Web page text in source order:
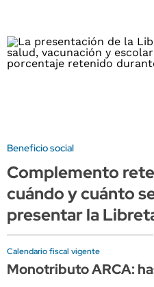
Beneficio social
Complemento
cuándo y cuánto
presentar la
Calendario fiscal vigente
Monotributo ARCA: